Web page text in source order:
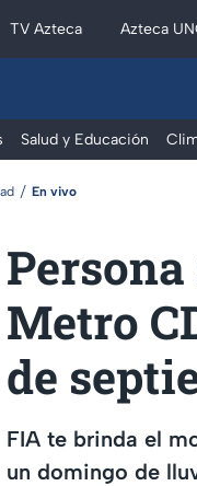
TV Azteca Azteca
Salud y Educación
En vivo
Metro
de
FIA te brinda el
un domingo de